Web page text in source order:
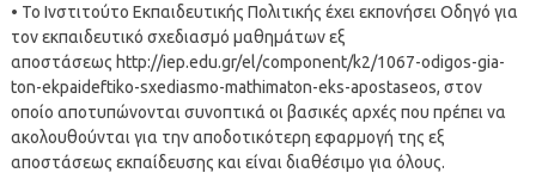
• Το Ινστιτούτο Εκπαιδευτικής Πολιτικής έχει εκπονήσει Οδηγό για
τον εκπαιδευτικό σχεδιασμό μαθημάτων εξ
αποστάσεως http://iep.edu.gr/el/component/k2/1067-odigos-gia-
ton-ekpaideftiko-sxediasmo-mathimaton-eks-apostaseos, στον
οποίο αποτυπώνονται συνοπτικά οι βασικές αρχές που πρέπει να
ακολουθούνται για την αποδοτικότερη εφαρμογή της εξ
αποστάσεως εκπαίδευσης και είναι διαθέσιμο για όλους.